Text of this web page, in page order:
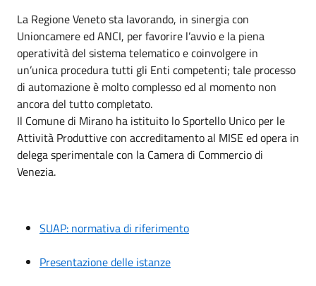
La Regione Veneto sta lavorando, in sinergia con
Unioncamere ed ANCI, per favorire l’avvio e la piena
operatività del sistema telematico e coinvolgere in
un’unica procedura tutti gli Enti competenti; tale processo
di automazione è molto complesso ed al momento non
ancora del tutto completato.
Il Comune di Mirano ha istituito lo Sportello Unico per le
Attività Produttive con accreditamento al MISE ed opera in
delega sperimentale con la Camera di Commercio di
Venezia.
SUAP: normativa di riferimento
Presentazione delle istanze